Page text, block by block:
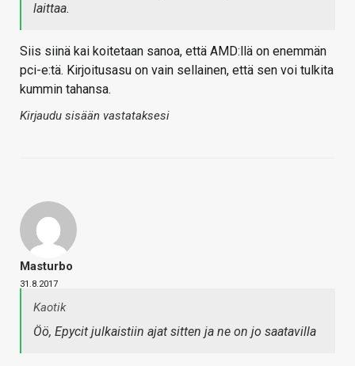
laittaa.
Siis siinä kai koitetaan sanoa, että AMD:llä on enemmän
pci-e:tä. Kirjoitusasu on vain sellainen, että sen voi tulkita
kummin tahansa.
Kirjaudu sisään vastataksesi
Masturbo
31.8.2017
Kaotik
Öö, Epycit julkaistiin ajat sitten ja ne on jo saatavilla